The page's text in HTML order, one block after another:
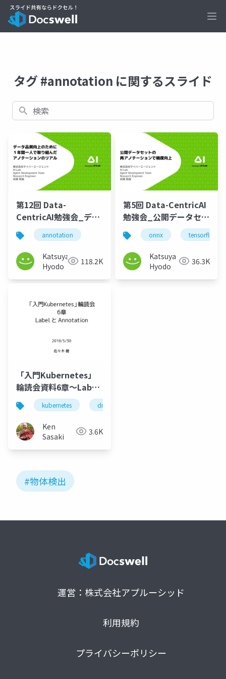
タグ #annotation に関するスライド
検索
第12回 Data-
CentricAI勉強会_デー
タ品質向上のために１
年間一人で取り組んだ
アノテーションのリア
ル
annotation
Katsuya
Hyodo
118.2K
第5回 Data-CentricAI
勉強会_公開データセッ
トの再アノテーション
で精度向上
onnx tensorflowlite
Katsuya
Hyodo
36.3K
「入門Kubernetes」
輪読会資料6章〜Label
とAnnotation
kubernetes dmm
Ken
Sasaki
3.6K
#物体検出
運営：株式会社アプルーシッド
利用規約
プライバシーポリシー